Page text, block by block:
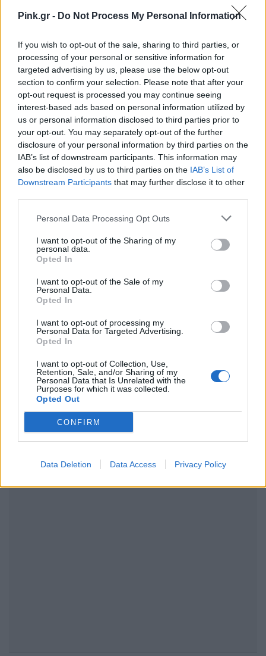
Pink.gr - Do Not Process My Personal Information
If you wish to opt-out of the sale, sharing to third parties, or
processing of your personal or sensitive information for
targeted advertising by us, please use the below opt-out
section to confirm your selection. Please note that after your
opt-out request is processed you may continue seeing
interest-based ads based on personal information utilized by
us or personal information disclosed to third parties prior to
your opt-out. You may separately opt-out of the further
disclosure of your personal information by third parties on the
IAB’s list of downstream participants. This information may
also be disclosed by us to third parties on the IAB’s List of
Downstream Participants that may further disclose it to other
Personal Data Processing Opt Outs
I want to opt-out of the Sharing of my
personal data.
Opted In
I want to opt-out of the Sale of my
Personal Data.
Opted In
I want to opt-out of processing my
Personal Data for Targeted Advertising.
Opted In
I want to opt-out of Collection, Use,
Retention, Sale, and/or Sharing of my
Personal Data that Is Unrelated with the
Purposes for which it was collected.
Opted Out
CONFIRM
Data Deletion Data Access Privacy Policy
Ακολουθήστε το Pink.gr στο
μάθετε πρώτοιτα πιο hot νέα
Ακολουθήστε το Pink.gr και στο
Instagram